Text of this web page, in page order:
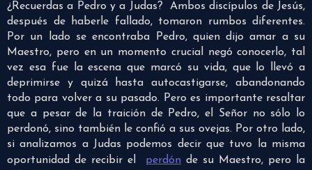
¿Recuerdas a Pedro y a Judas? Ambos discípulos de Jesús,
después de haberle fallado, tomaron rumbos diferentes.
Por un lado se encontraba Pedro, quien dijo amar a su
Maestro, pero en un momento crucial negó conocerlo, tal
vez esa fue la escena que marcó su vida, que lo llevó a
deprimirse y quizá hasta autocastigarse, abandonando
todo para volver a su pasado. Pero es importante resaltar
que a pesar de la traición de Pedro, el Señor no sólo lo
perdonó, sino también le confió a sus ovejas. Por otro lado,
si analizamos a Judas podemos decir que tuvo la misma
oportunidad de recibir el perdón de su Maestro, pero la